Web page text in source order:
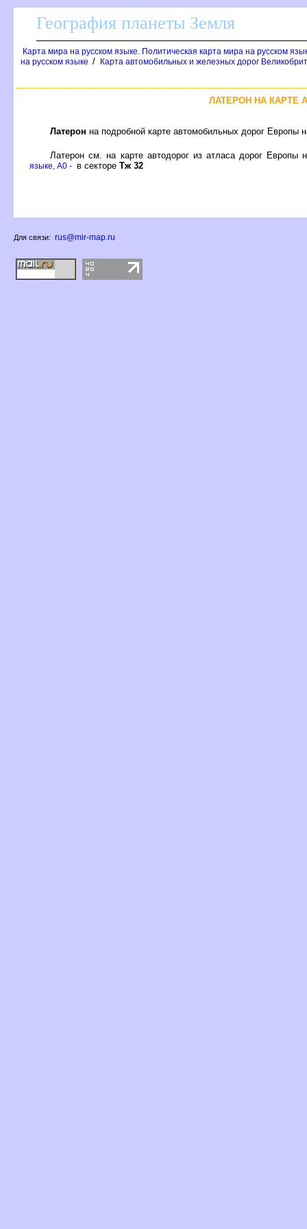
География планеты Земля
Карта мира на русском языке. Политическая карта мира на русском
на русском языке / Карта автомобильных и железных дорог
ЛАТЕРОН НА КАРТЕ
Латерон на подробной карте автомобильных дорог Европы
Латерон см. на карте автодорог из атласа дорог Европы
языке, A0 - в секторе Тж 32
Для связи: rus@mir-map.ru